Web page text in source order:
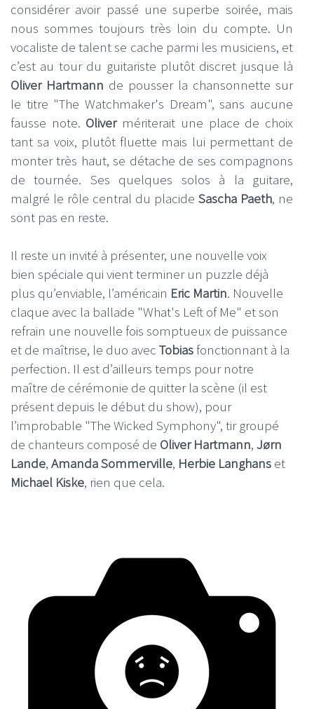
considérer avoir passé une superbe soirée, mais
nous sommes toujours très loin du compte. Un
vocaliste de talent se cache parmi les musiciens, et
c’est au tour du guitariste plutôt discret jusque là
Oliver Hartmann de pousser la chansonnette sur
le titre "The Watchmaker's Dream", sans aucune
fausse note. Olivermériterait une place de choix
tant sa voix, plutôt fluette mais lui permettant de
monter très haut, se détache de ses compagnons
de tournée. Ses quelques solos à la guitare,
malgré le rôle central du placide Sascha Paeth, ne
sont pas en reste.
Il reste un invité à présenter, une nouvelle voix
bien spéciale qui vient terminer un puzzle déjà
plus qu’enviable, l’américain Eric Martin. Nouvelle
claque avec la ballade "What's Left of Me" et son
refrain une nouvelle fois somptueux de puissance
et de maîtrise, le duo avec Tobiasfonctionnant à la
perfection. Il est d’ailleurs temps pour notre
maître de cérémonie de quitter la scène (il est
présent depuis le début du show), pour
l’improbable "The Wicked Symphony", tir groupé
de chanteurs composé de Oliver Hartmann, Jørn
Lande, Amanda Sommerville, Herbie Langhans et
Michael Kiske, rien que cela.